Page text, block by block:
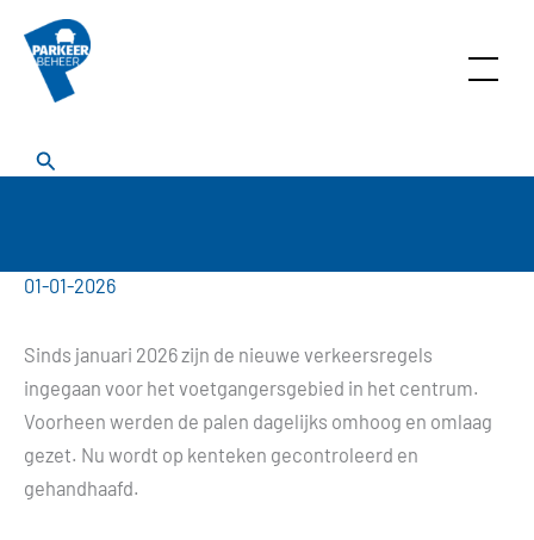
naar
Zoeken
01-01-2026
Sinds januari 2026 zijn de nieuwe verkeersregels
ingegaan voor het voetgangersgebied in het centrum.
Voorheen werden de palen dagelijks omhoog en omlaag
gezet. Nu wordt op kenteken gecontroleerd en
gehandhaafd.